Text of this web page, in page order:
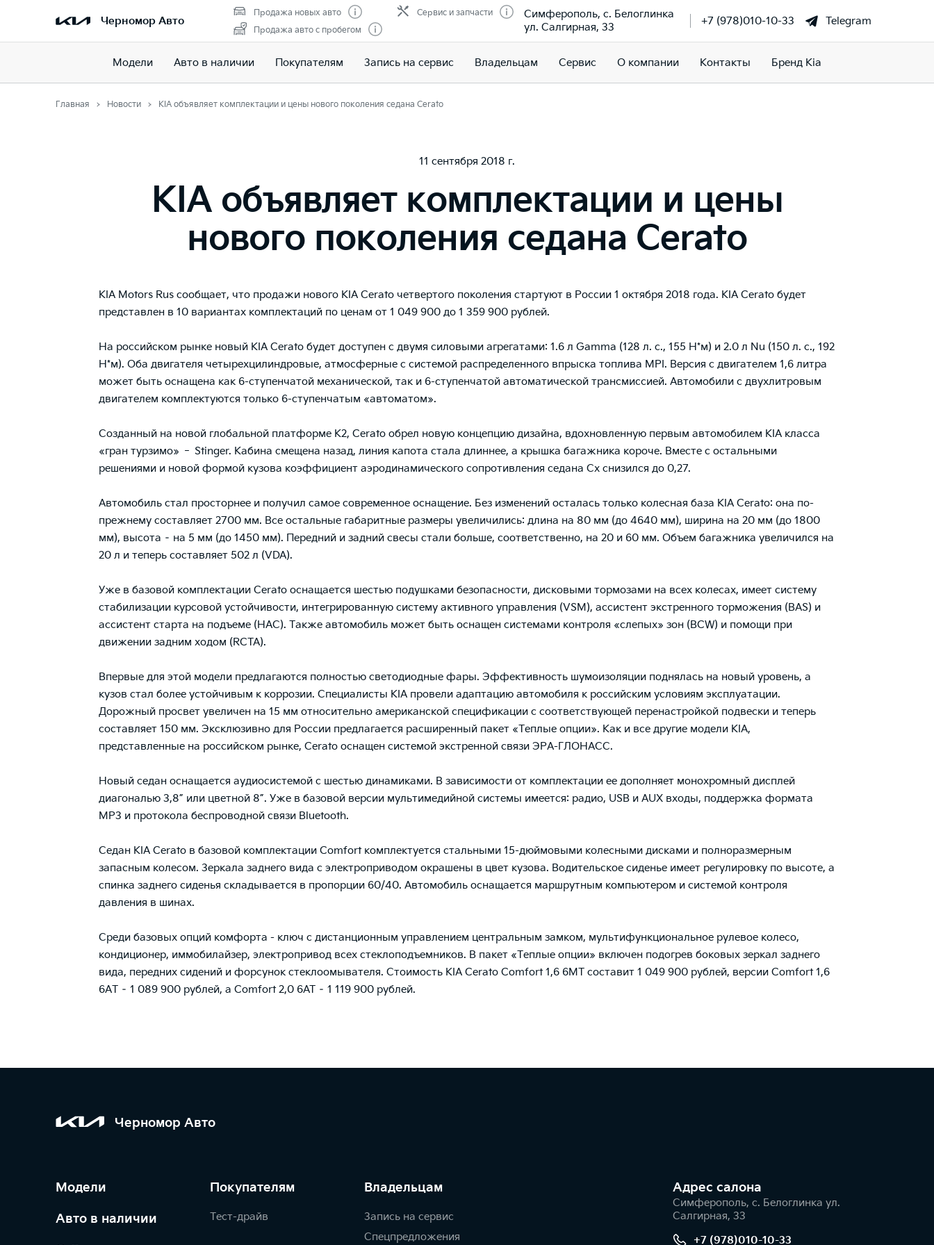
Черномор Авто
Продажа новых авто
Продажа авто с пробегом
Сервис и запчасти
Симферополь, с. Белоглинка
ул. Салгирная, 33
+7 (978)010-10-33 Telegram
Модели Авто в наличии Покупателям Запись на сервис Владельцам Сервис О компании Контакты Бренд Kia
Главная Новости KIA объявляет комплектации и цены нового поколения седана Cerato
11 сентября 2018 г.
KIA объявляет комплектации и цены
нового поколения седана Cerato
KIA Motors Rus сообщает, что продажи нового KIA Cerato четвертого поколения стартуют в России 1 октября 2018 года. KIA Cerato будет
представлен в 10 вариантах комплектаций по ценам от 1 049 900 до 1 359 900 рублей.
На российском рынке новый KIA Cerato будет доступен с двумя силовыми агрегатами: 1.6 л Gamma (128 л. с., 155 Н*м) и 2.0 л Nu (150 л. с., 192
Н*м). Оба двигателя четырехцилиндровые, атмосферные с системой распределенного впрыска топлива MPI. Версия с двигателем 1,6 литра
может быть оснащена как 6-ступенчатой механической, так и 6-ступенчатой автоматической трансмиссией. Автомобили с двухлитровым
двигателем комплектуются только 6-ступенчатым «автоматом».
Созданный на новой глобальной платформе К2, Cerato обрел новую концепцию дизайна, вдохновленную первым автомобилем KIA класса
«гран турзимо» ‑ Stinger. Кабина смещена назад, линия капота стала длиннее, а крышка багажника короче. Вместе с остальными
решениями и новой формой кузова коэффициент аэродинамического сопротивления седана Сх снизился до 0,27.
Автомобиль стал просторнее и получил самое современное оснащение. Без изменений осталась только колесная база KIA Cerato: она по-
прежнему составляет 2700 мм. Все остальные габаритные размеры увеличились: длина на 80 мм (до 4640 мм), ширина на 20 мм (до 1800
мм), высота – на 5 мм (до 1450 мм). Передний и задний свесы стали больше, соответственно, на 20 и 60 мм. Объем багажника увеличился на
20 л и теперь составляет 502 л (VDA).
Уже в базовой комплектации Cerato оснащается шестью подушками безопасности, дисковыми тормозами на всех колесах, имеет систему
стабилизации курсовой устойчивости, интегрированную систему активного управления (VSM), ассистент экстренного торможения (BAS) и
ассистент старта на подъеме (НАС). Также автомобиль может быть оснащен системами контроля «слепых» зон (BCW) и помощи при
движении задним ходом (RCTA).
Впервые для этой модели предлагаются полностью светодиодные фары. Эффективность шумоизоляции поднялась на новый уровень, а
кузов стал более устойчивым к коррозии. Специалисты KIA провели адаптацию автомобиля к российским условиям эксплуатации.
Дорожный просвет увеличен на 15 мм относительно американской спецификации с соответствующей перенастройкой подвески и теперь
составляет 150 мм. Эксклюзивно для России предлагается расширенный пакет «Теплые опции». Как и все другие модели KIA,
представленные на российском рынке, Cerato оснащен системой экстренной связи ЭРА-ГЛОНАСС.
Новый седан оснащается аудиосистемой с шестью динамиками. В зависимости от комплектации ее дополняет монохромный дисплей
диагональю 3,8” или цветной 8”. Уже в базовой версии мультимедийной системы имеется: радио, USB и AUX входы, поддержка формата
МР3 и протокола беспроводной связи Bluetooth.
Седан KIA Cerato в базовой комплектации Comfort комплектуется стальными 15-дюймовыми колесными дисками и полноразмерным
запасным колесом. Зеркала заднего вида с электроприводом окрашены в цвет кузова. Водительское сиденье имеет регулировку по высоте, а
спинка заднего сиденья складывается в пропорции 60/40. Автомобиль оснащается маршрутным компьютером и системой контроля
давления в шинах.
Среди базовых опций комфорта - ключ с дистанционным управлением центральным замком, мультифункциональное рулевое колесо,
кондиционер, иммобилайзер, электропривод всех стеклоподъемников. В пакет «Теплые опции» включен подогрев боковых зеркал заднего
вида, передних сидений и форсунок стеклоомывателя. Стоимость KIA Cerato Comfort 1,6 6МТ составит 1 049 900 рублей, версии Comfort 1,6
6АТ – 1 089 900 рублей, а Comfort 2,0 6AT – 1 119 900 рублей.
Черномор Авто
Модели
Авто в наличии
Покупателям
Тест-драйв
Владельцам
Запись на сервис
Спецпредложения
Адрес салонa
Симферополь, с. Белоглинка ул.
Салгирная, 33
+7 (978)010-10-33